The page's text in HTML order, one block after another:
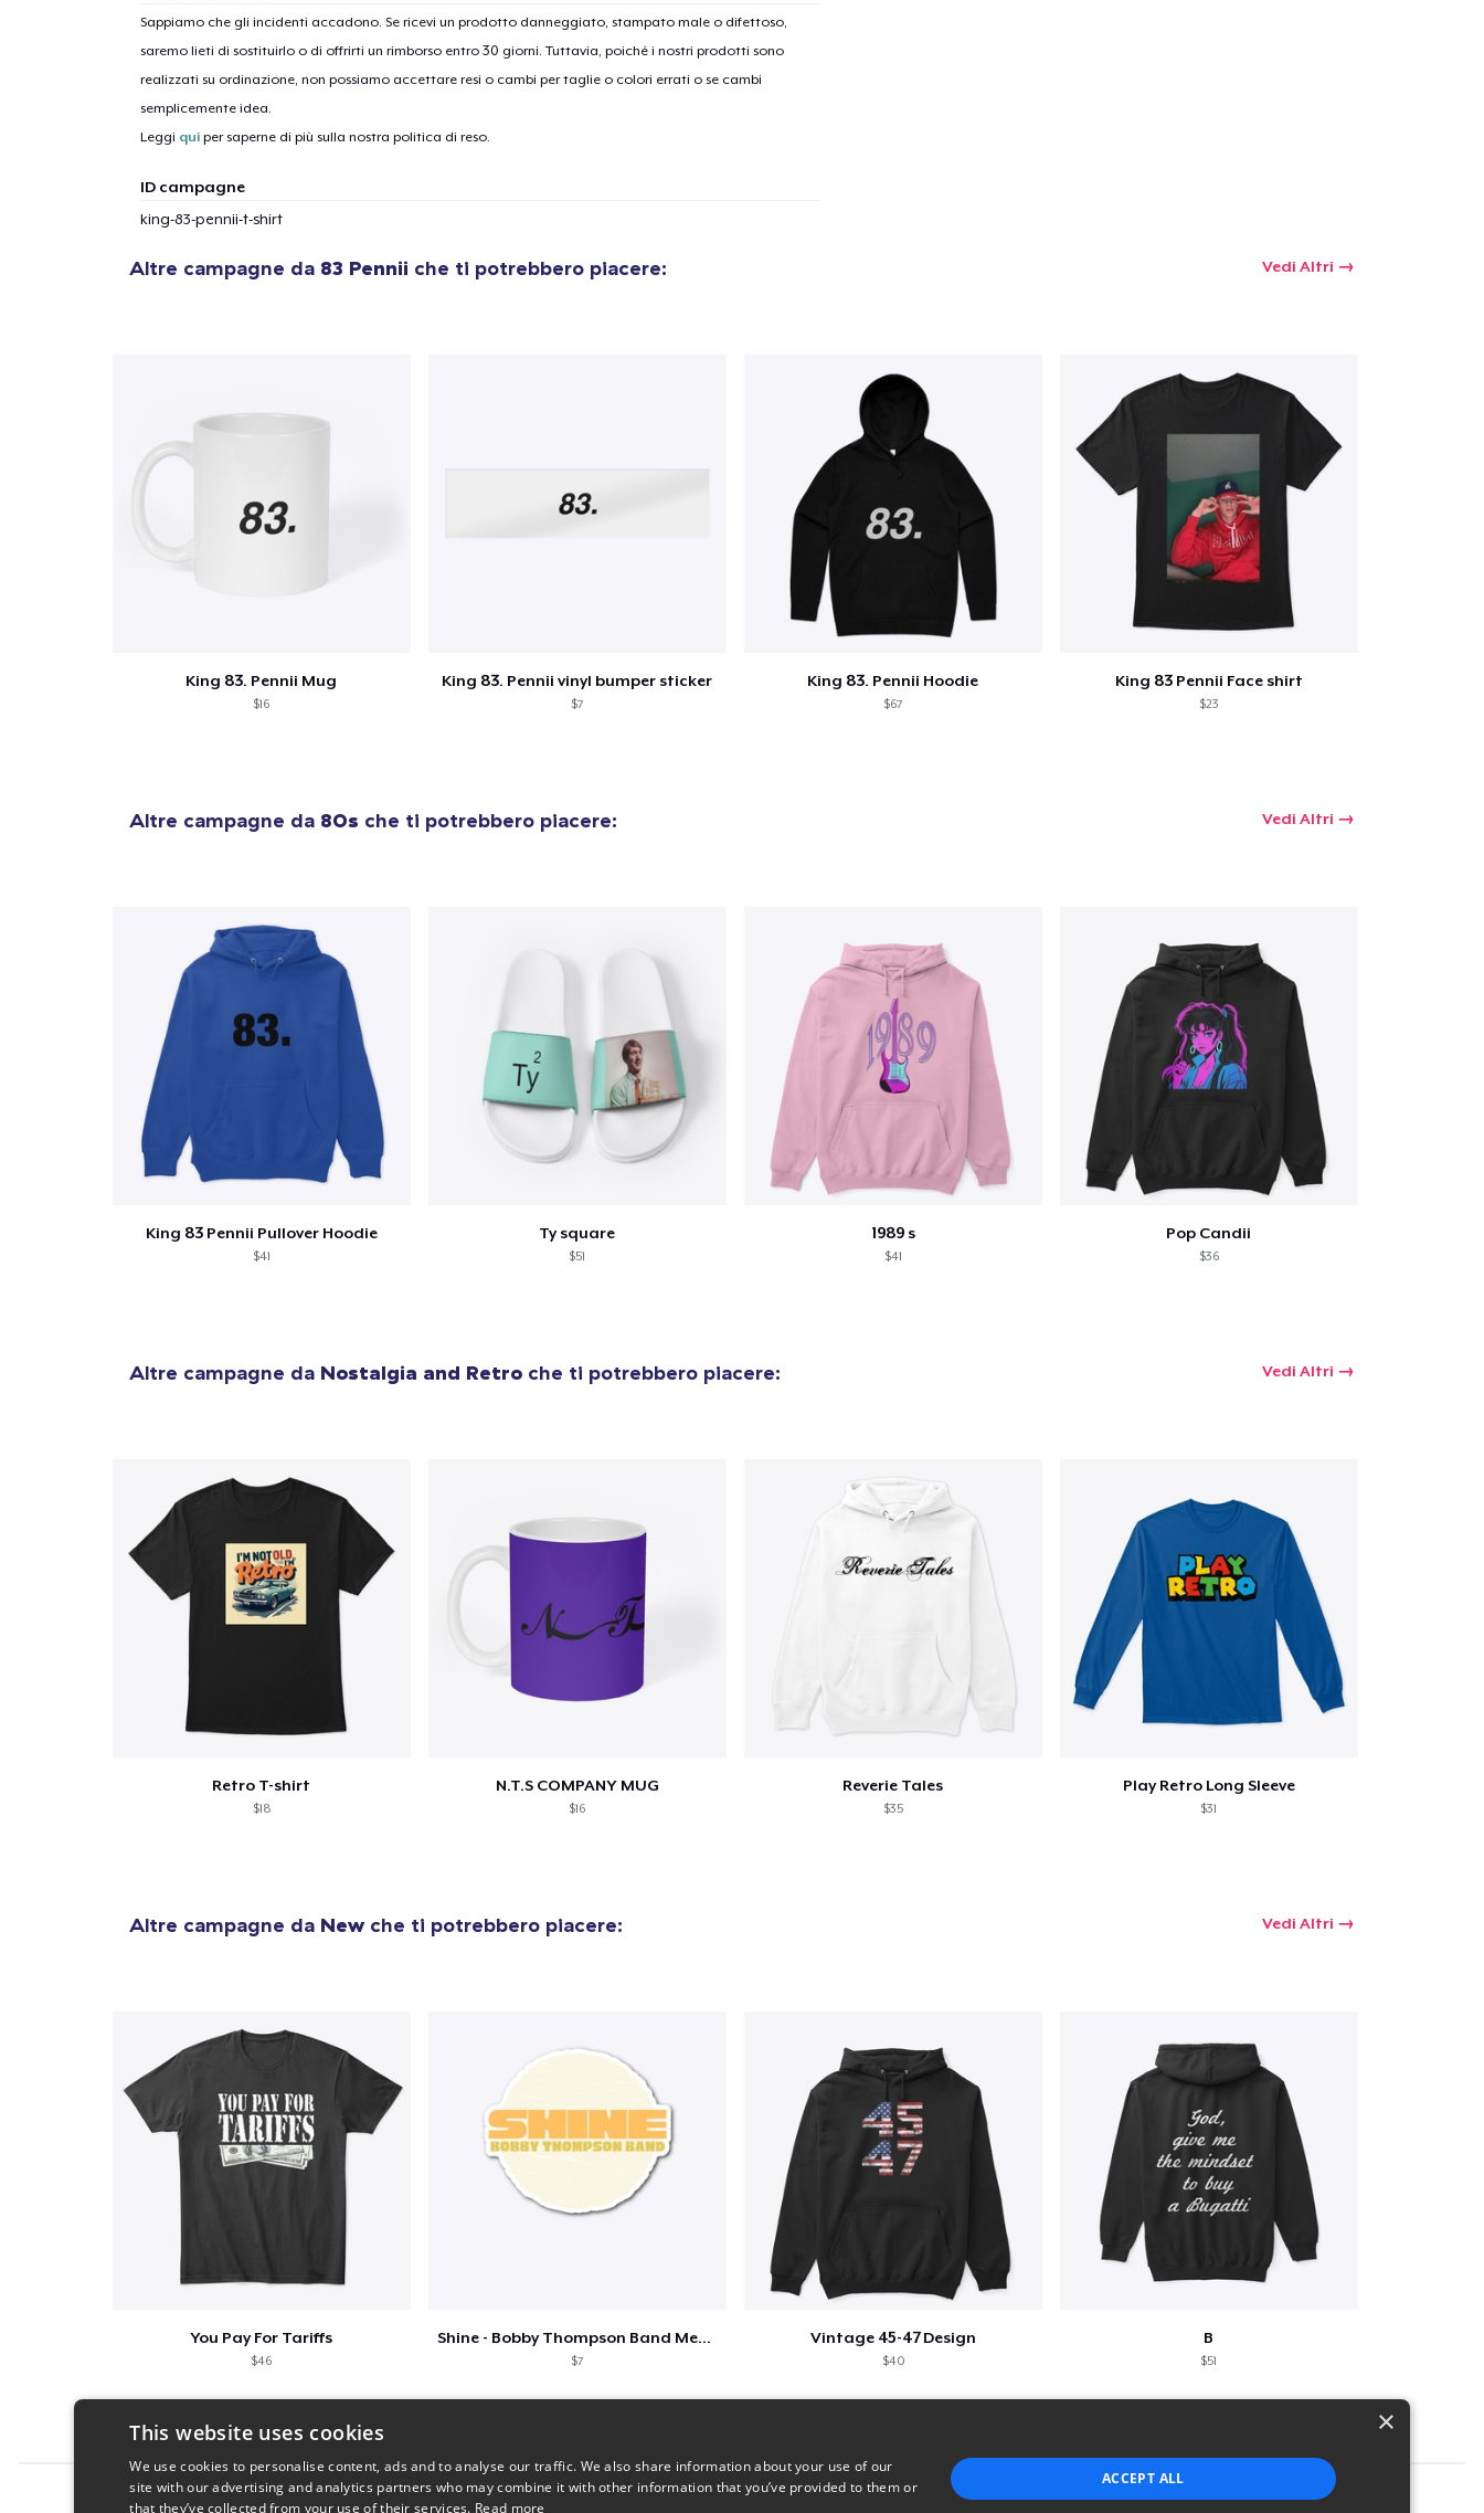
Sappiamo che gli incidenti accadono. Se ricevi un prodotto danneggiato, stampato male o difettoso,
saremo lieti di sostituirlo o di offrirti un rimborso entro 30 giorni. Tuttavia, poiché i nostri prodotti sono
realizzati su ordinazione, non possiamo accettare resi o cambi per taglie o colori errati o se cambi
semplicemente idea.
Leggi quiper saperne di più sulla nostra politica di reso.
ID campagne
king-83-pennii-t-shirt
Altre campagne da 83 Pennii che ti potrebbero piacere: Vedi Altri
King 83. Pennii Mug
$16
King 83. Pennii vinyl bumper sticker
$7
King 83. Pennii Hoodie
$67
King 83 Pennii Face shirt
$23
Altre campagne da 80s che ti potrebbero piacere: Vedi Altri
King 83 Pennii Pullover Hoodie
$41
Ty square
$51
1989 s
$41
Pop Candii
$36
Altre campagne da Nostalgia and Retro che ti potrebbero piacere: Vedi Altri
Retro T-shirt
$18
N.T.S COMPANY MUG
$16
Reverie Tales
$35
Play Retro Long Sleeve
$31
Altre campagne da Newche ti potrebbero piacere: Vedi Altri
You Pay For Tariffs
$46
Shine - Bobby Thompson Band Merch
$7
Vintage 45-47 Design
$40
B
$51
Report this product
Pagamento
×
This website uses cookies
We use cookies to personalise content, ads and to analyse our traffic. We also share information about your use of our
site with our advertising and analytics partners who may combine it with other information that you’ve provided to them or
that they’ve collected from your use of their services. Read more
ACCEPT ALL